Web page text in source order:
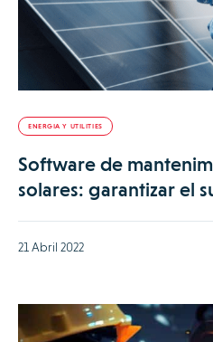
ENERGIA Y UTILITIES
Software de
solares: garantizar el
21 Abril 2022